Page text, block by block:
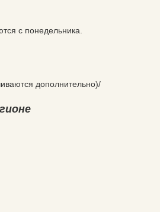
с понедельника.
дополнительно)/